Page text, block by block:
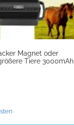
Magnet oder
Tiere 3000mAh